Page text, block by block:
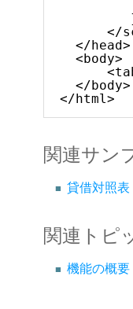
</
</head>
<body>
</body>
</html>
関連サン
貸借対照表
関連トピ
機能の概